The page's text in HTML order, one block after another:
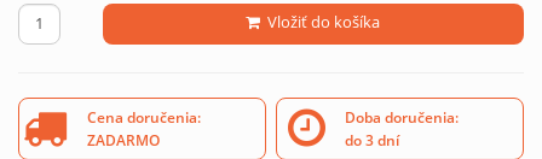
Vložiť do košíka
Cena doručenia:
ZADARMO
Doba doručenia:
do 3 dní